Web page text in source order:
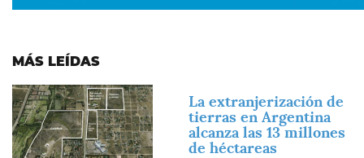
MÁS LEÍDAS
Imagen
La extranjerización de
tierras en Argentina
alcanza las 13 millones
de héctareas